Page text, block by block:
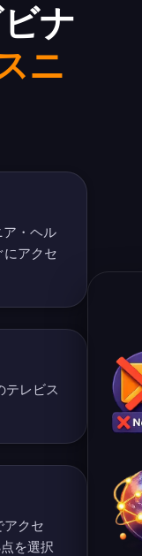
ナ
ニ
・ヘル
アクセ
テレビス
アクセ
を選択